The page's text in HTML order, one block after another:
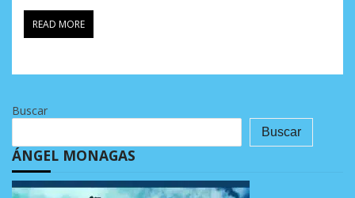
READ MORE
Buscar
Buscar
ÁNGEL MONAGAS